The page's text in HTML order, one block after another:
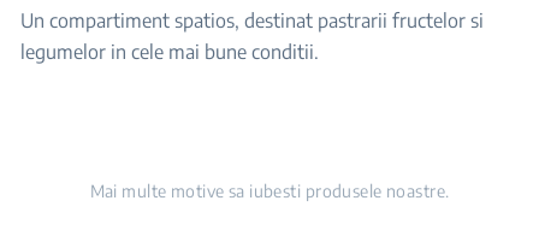
Un compartiment spatios, destinat pastrarii fructelor si
legumelor in cele mai bune conditii.
Mai multe motive sa iubesti produsele noastre.